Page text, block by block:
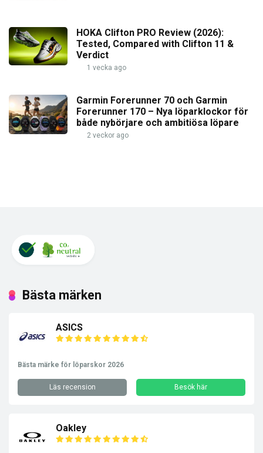
HOKA Clifton PRO Review (2026):
Tested, Compared with Clifton 11 &
Verdict
1 vecka ago
Garmin Forerunner 70 och Garmin
Forerunner 170 – Nya löparklockor för
både nybörjare och ambitiösa löpare
2 veckor ago
Bästa märken
ASICS
Bästa märke för löparskor 2026
Läs recension Besök här
Oakley